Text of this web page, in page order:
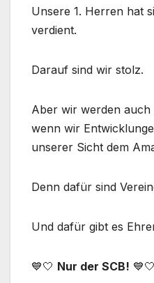
Unsere 1. Herren hat
verdient.
Darauf sind wir stolz.
Aber wir werden auch
wenn wir
unserer Sicht dem
Denn dafür sind
Und dafür gibt es
💙🤍 Nur der SCB! 💙🤍